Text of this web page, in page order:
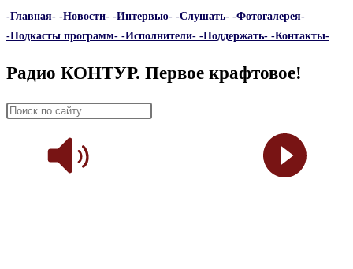
-Главная- -Новости- -Интервью- -Слушать- -Фотогалерея-
-Подкасты программ- -Исполнители- -Поддержать- -Контакты-
Радио КОНТУР. Первое крафтовое!